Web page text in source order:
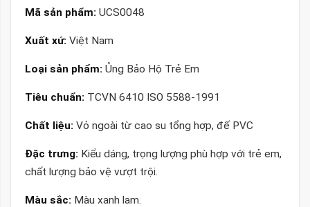
Mã sản phẩm: UCS0048
Xuất xứ: Việt Nam
Loại sản phẩm: Ủng Bảo Hộ Trẻ Em
Tiêu chuẩn: TCVN 6410 ISO 5588-1991
Chất liệu: Vỏ ngoài từ cao su tổng hợp, đế PVC
Đặc trưng: Kiểu dáng, trọng lượng phù hợp với trẻ em,
chất lượng bảo vệ vượt trội.
Màu sắc: Màu xanh lam.